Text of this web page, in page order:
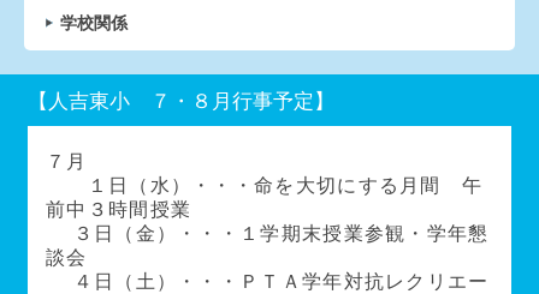
学校関係
【人吉東小 ７・８月行事予定】
７月
１日（水）・・・命を大切にする月間 午
前中３時間授業
３日（金）・・・１学期末授業参観・学年懇
談会
４日（土）・・・ＰＴＡ学年対抗レクリエー